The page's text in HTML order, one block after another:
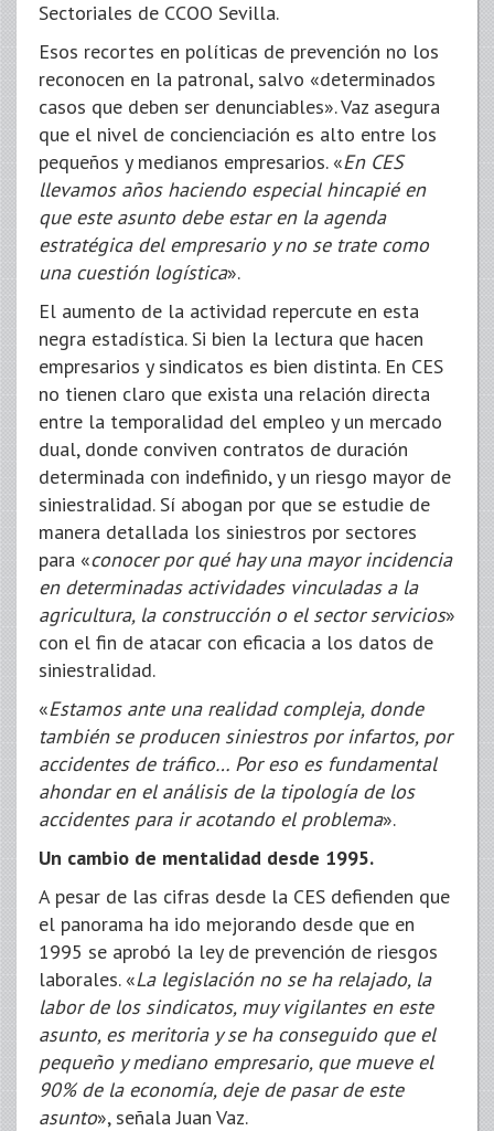
Sectoriales de CCOO Sevilla.
Esos recortes en políticas de prevención no los
reconocen en la patronal, salvo «determinados
casos que deben ser denunciables». Vaz asegura
que el nivel de concienciación es alto entre los
pequeños y medianos empresarios. «En CES
llevamos años haciendo especial hincapié en
que este asunto debe estar en la agenda
estratégica del empresario y no se trate como
una cuestión logística».
El aumento de la actividad repercute en esta
negra estadística. Si bien la lectura que hacen
empresarios y sindicatos es bien distinta. En CES
no tienen claro que exista una relación directa
entre la temporalidad del empleo y un mercado
dual, donde conviven contratos de duración
determinada con indefinido, y un riesgo mayor de
siniestralidad. Sí abogan por que se estudie de
manera detallada los siniestros por sectores
para «conocer por qué hay una mayor incidencia
en determinadas actividades vinculadas a la
agricultura, la construcción o el sector servicios»
con el fin de atacar con eficacia a los datos de
siniestralidad.
«Estamos ante una realidad compleja, donde
también se producen siniestros por infartos, por
accidentes de tráfico… Por eso es fundamental
ahondar en el análisis de la tipología de los
accidentes para ir acotando el problema».
Un cambio de mentalidad desde 1995.
A pesar de las cifras desde la CES defienden que
el panorama ha ido mejorando desde que en
1995 se aprobó la ley de prevención de riesgos
laborales. «La legislación no se ha relajado, la
labor de los sindicatos, muy vigilantes en este
asunto, es meritoria y se ha conseguido que el
pequeño y mediano empresario, que mueve el
90% de la economía, deje de pasar de este
asunto», señala Juan Vaz.